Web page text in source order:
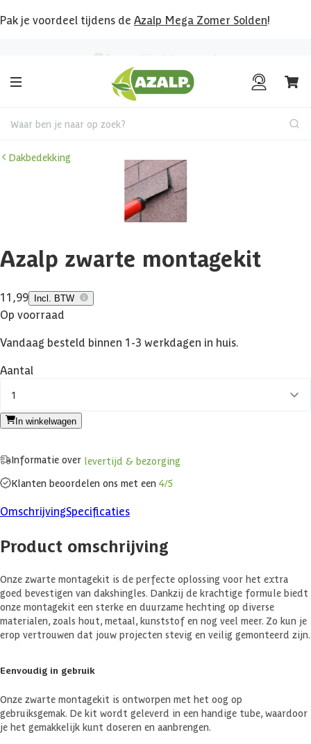
Pak je voordeel tijdens de Azalp Mega Zomer Solden!
Bekijk hier al onze deals!
Waar ben je naar op zoek?
Dakbedekking
Azalp zwarte montagekit
11,99 Incl. BTW
Op voorraad
Vandaag besteld binnen 1-3 werkdagen in huis.
Aantal
1
In winkelwagen
Informatie over levertijd & bezorging
Klanten beoordelen ons met een 4/5
OmschrijvingSpecificaties
Product omschrijving
Onze zwarte montagekit is de perfecte oplossing voor het extra
goed bevestigen van dakshingles. Dankzij de krachtige formule biedt
onze montagekit een sterke en duurzame hechting op diverse
materialen, zoals hout, metaal, kunststof en nog veel meer. Zo kun je
erop vertrouwen dat jouw projecten stevig en veilig gemonteerd zijn.
Eenvoudig in gebruik
Onze zwarte montagekit is ontworpen met het oog op
gebruiksgemak. De kit wordt geleverd in een handige tube, waardoor
je het gemakkelijk kunt doseren en aanbrengen.